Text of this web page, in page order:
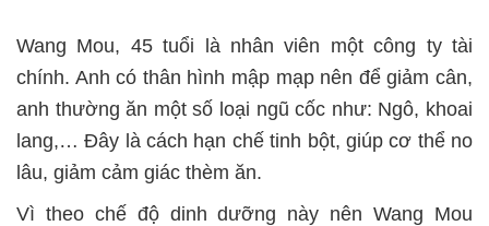
Wang Mou, 45 tuổi là nhân viên một công ty tài
chính. Anh có thân hình mập mạp nên để giảm cân,
anh thường ăn một số loại ngũ cốc như: Ngô, khoai
lang,… Đây là cách hạn chế tinh bột, giúp cơ thể no
lâu, giảm cảm giác thèm ăn.
Vì theo chế độ dinh dưỡng này nên Wang Mou